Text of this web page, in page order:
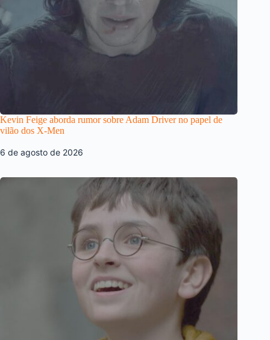
Kevin Feige aborda rumor sobre Adam Driver no papel de
vilão dos X-Men
6 de agosto de 2026